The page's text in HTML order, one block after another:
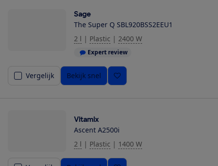
Sage
The Super Q SBL920BSS2EEU1
2 l | Plastic | 2400 W
Expert review
Vergelijk Bekijk snel
Vitamix
Ascent A2500i
2 l | Plastic | 1400 W